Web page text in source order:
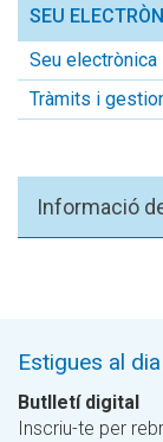
SEU
Seu electrònica
Tràmits i
Informació
Estigues al dia
Butlletí digital
Inscriu-te per